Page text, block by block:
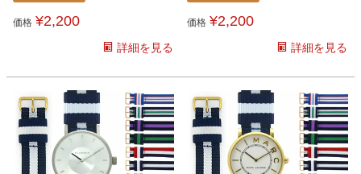
価格 ¥2,200
詳細を見る
価格 ¥2,200
詳細を見る